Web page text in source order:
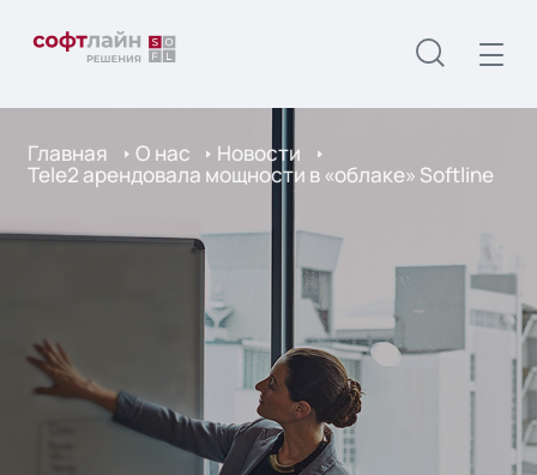
Главная О нас Новости
Tele2 арендовала мощности в «облаке» Softline